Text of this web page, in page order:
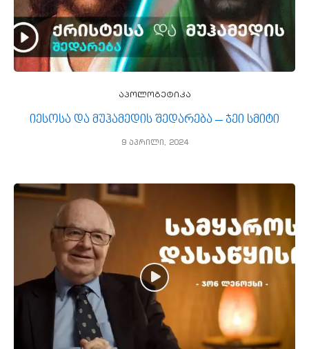
აპოლოგეტიკა
იესოსა და მუჰამედის შედარება – ჯეი სმიტი
9 აპრილი, 2024